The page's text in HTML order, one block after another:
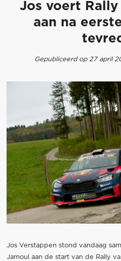
Jos voert
aan na
Gepubliceerd op 27 april
Jos Verstappen stond vandaag
Jamoul aan de start van de Rally